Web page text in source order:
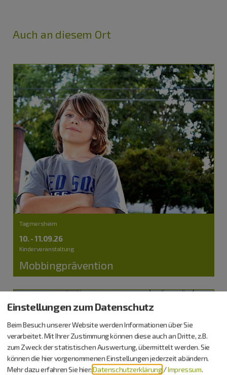
Auch an diesem Ort
Tagmersheim
10. - 11.09.26
Kinderveranstaltung
Mobbingprävention
Einstellungen zum Datenschutz
Beim Besuch unserer Website werden Informationen über Sie
verarbeitet. Mit Ihrer Zustimmung können diese auch an Dritte, z.B.
zum Zweck der statistischen Auswertung, übermittelt werden. Sie
können die hier vorgenommenen Einstellungen jederzeit abändern.
Mehr dazu erfahren Sie hier:Datenschutzerklärung /Impressum.